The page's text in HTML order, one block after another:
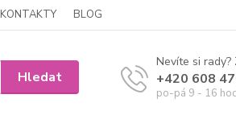
KONTAKTY BLOG
Hledat
Nevíte si rady?
+420 608
po-pá 9 - 16